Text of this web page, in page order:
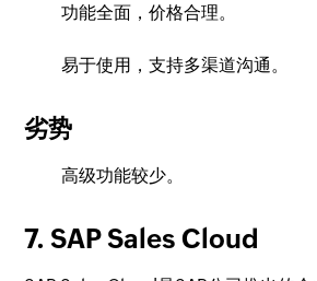
功能全面，价格合理。
易于使用，支持多渠道沟通。
劣势
高级功能较少。
7. SAP Sales Cloud